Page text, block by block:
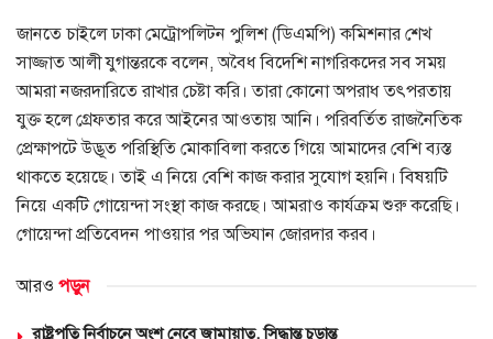
জানতে চাইলে ঢাকা মেট্রোপলিটন পুলিশ (ডিএমপি) কমিশনার শেখ
সাজ্জাত আলী যুগান্তরকে বলেন, অবৈধ বিদেশি নাগরিকদের সব সময়
আমরা নজরদারিতে রাখার চেষ্টা করি। তারা কোনো অপরাধ তৎপরতায়
যুক্ত হলে গ্রেফতার করে আইনের আওতায় আনি। পরিবর্তিত রাজনৈতিক
প্রেক্ষাপটে উদ্ভূত পরিস্থিতি মোকাবিলা করতে গিয়ে আমাদের বেশি ব্যস্ত
থাকতে হয়েছে। তাই এ নিয়ে বেশি কাজ করার সুযোগ হয়নি। বিষয়টি
নিয়ে একটি গোয়েন্দা সংস্থা কাজ করছে। আমরাও কার্যক্রম শুরু করেছি।
গোয়েন্দা প্রতিবেদন পাওয়ার পর অভিযান জোরদার করব।
আরও পড়ুন
রাষ্ট্রপতি নির্বাচনে অংশ নেবে জামায়াত, সিদ্ধান্ত চূড়ান্ত